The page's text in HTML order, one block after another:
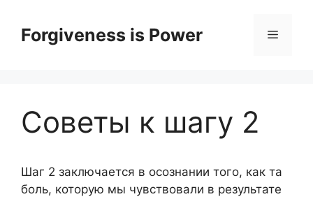
contentForgiveness is Power Menu
Советы к шагу 2
Шаг 2 заключается в осознании того, как та
боль, которую мы чувствовали в результате